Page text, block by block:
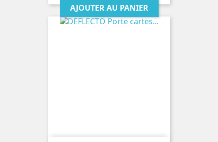
AJOUTER AU PANIER